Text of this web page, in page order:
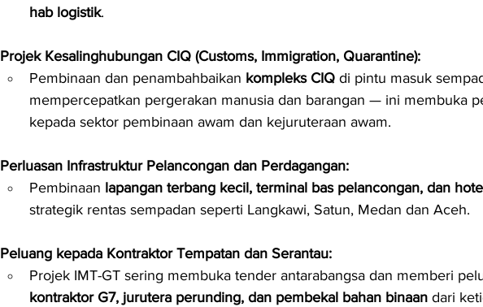
hab logistik.
Projek Kesalinghubungan CIQ (Customs, Immigration, Quarantine):
Pembinaan dan penambahbaikan kompleks CIQ di pintu masuk
mempercepatkan pergerakan manusia dan barangan — ini membuka
kepada sektor pembinaan awam dan kejuruteraan awam.
Perluasan Infrastruktur Pelancongan dan Perdagangan:
Pembinaan lapangan terbang kecil, terminal bas pelancongan, dan
strategik rentas sempadan seperti Langkawi, Satun, Medan dan Aceh.
Peluang kepada Kontraktor Tempatan dan Serantau:
Projek IMT-GT sering membuka tender antarabangsa dan memberi
kontraktor G7, jurutera perunding, dan pembekal bahan binaan dari